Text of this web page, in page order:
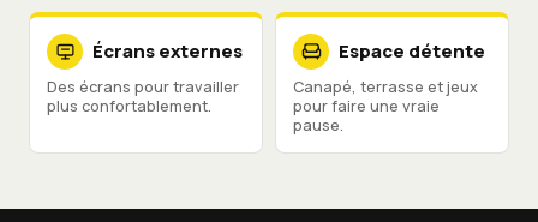
Écrans externes
Des écrans pour travailler
plus confortablement.
Espace détente
Canapé, terrasse et jeux
pour faire une vraie
pause.